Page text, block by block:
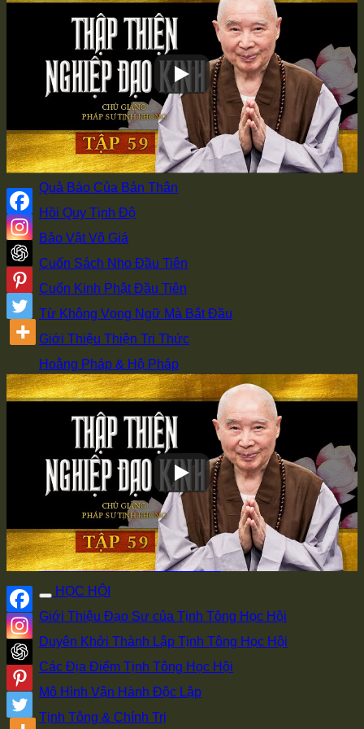
Đi học ở Từ Đường
Có Duyên Với Phật
Vì Sao Xuất Gia
Bí Quyết Giảng Kinh
Học Tập Sư Thừa
Đồng Tham Đạo Hữu
Truyền Pháp Qua Mạng
Quả Báo Của Bản Thân
Hồi Quy Tịnh Độ
Bảo Vật Vô Giá
Cuốn Sách Nho Đầu Tiên
Cuốn Kinh Phật Đầu Tiên
Từ Không Vọng Ngữ Mà Bắt Đầu
Giới Thiệu Thiện Tri Thức
Hoằng Pháp & Hộ Pháp
Tôi Đến Để Làm Hộ Pháp
Phê Bình và Hủy Báng
Hai Chìa Khóa Học Phật Học Nho
Chọn Di Đà Yếu Giải
Làm Việc Sai Thì Mới Sinh Bệnh
Súc Sanh Hiểu Lòng Người
Có Thể Giải Thì Có Thể Hành
Trà Thô Cơm Đạm Giữ Bình An
HỌC HỘI
Giới Thiệu Đạo Sư của Tịnh Tông Học Hội
Duyên Khởi Thành Lập Tịnh Tông Học Hội
Các Địa Điểm Tịnh Tông Học Hội
Mô Hình Vận Hành Độc Lập
Tịnh Tông & Chính Trị